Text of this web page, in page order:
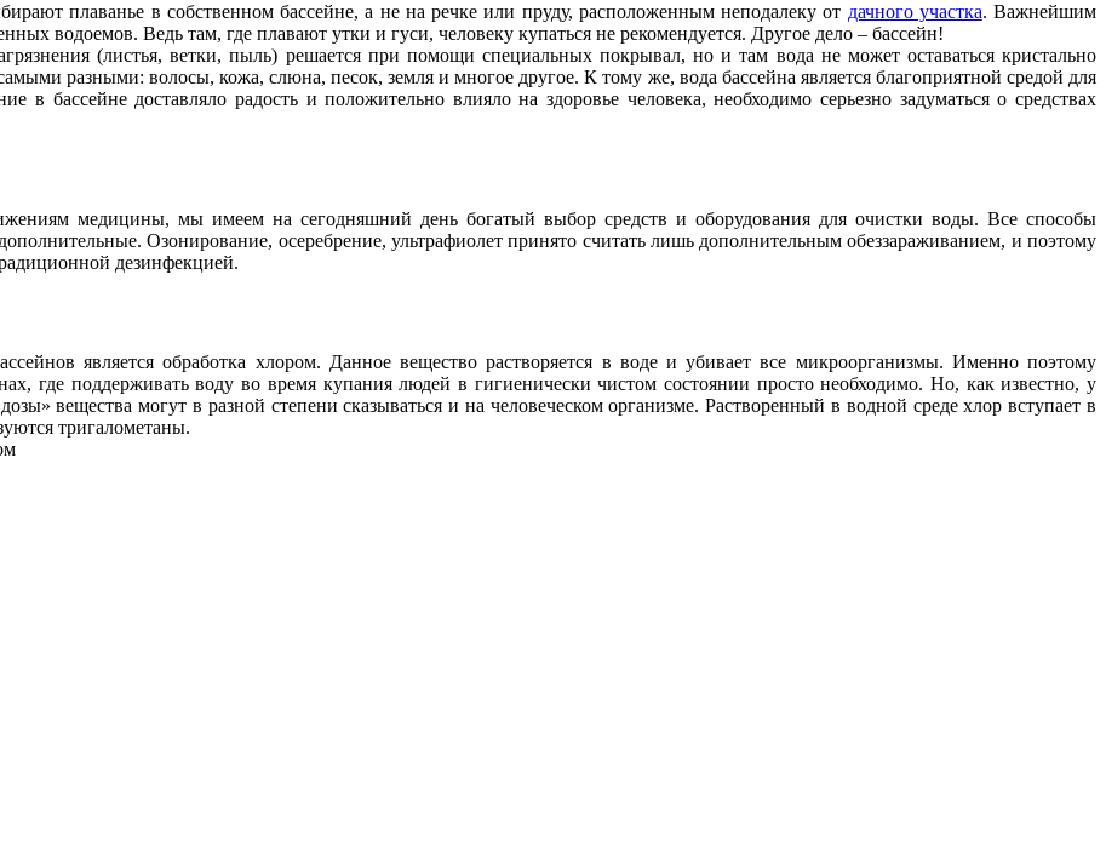
плаванье в собственном бассейне, а не на речке или пруду, расположенным неподалеку от дачного участка. Важнейшим
водоемов. Ведь там, где плавают утки и гуси, человеку купаться не рекомендуется. Другое дело – бассейн!
(листья, ветки, пыль) решается при помощи специальных покрывал, но и там вода не может оставаться кристально
разными: волосы, кожа, слюна, песок, земля и многое другое. К тому же, вода бассейна является благоприятной средой для
в бассейне доставляло радость и положительно влияло на здоровье человека, необходимо серьезно задуматься о средствах
медицины, мы имеем на сегодняшний день богатый выбор средств и оборудования для очистки воды. Все способы
Озонирование, осеребрение, ультрафиолет принято считать лишь дополнительным обеззараживанием, и поэтому
дезинфекцией.
является обработка хлором. Данное вещество растворяется в воде и убивает все микроорганизмы. Именно поэтому
где поддерживать воду во время купания людей в гигиенически чистом состоянии просто необходимо. Но, как известно, у
вещества могут в разной степени сказываться и на человеческом организме. Растворенный в водной среде хлор вступает в
тригалометаны.